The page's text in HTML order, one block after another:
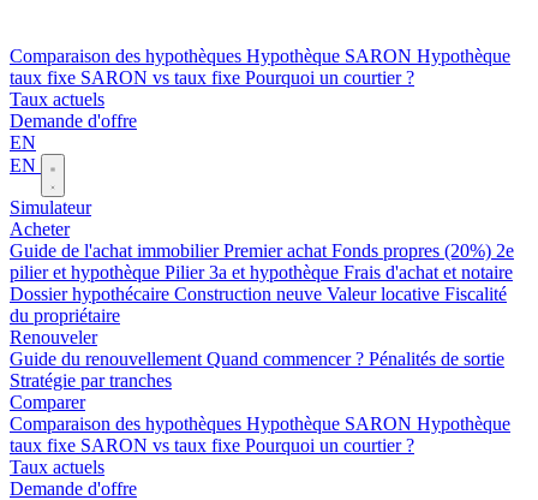
Comparaison des hypothèques Hypothèque SARON Hypothèque
taux fixe SARON vs taux fixe Pourquoi un courtier ?
Taux actuels
Demande d'offre
EN
EN
Simulateur
Acheter
Guide de l'achat immobilierPremier achat Fonds propres (20%) 2e
pilier et hypothèque Pilier 3a et hypothèque Frais d'achat et notaire
Dossier hypothécaire Construction neuve Valeur locative Fiscalité
du propriétaire
Renouveler
Guide du renouvellement Quand commencer ? Pénalités de sortie
Stratégie par tranches
Comparer
Comparaison des hypothèques Hypothèque SARON Hypothèque
taux fixe SARON vs taux fixe Pourquoi un courtier ?
Taux actuels
Demande d'offre